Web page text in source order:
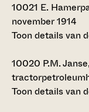
10021 E.
november 1914
Toon details van
10020 P.M.
Toon details van